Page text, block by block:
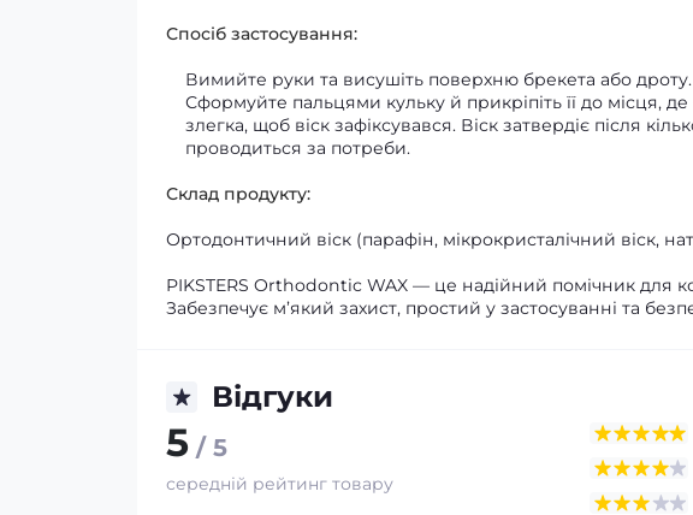
Спосіб застосування:
Вимийте руки та висушіть поверхню брекета або
Сформуйте пальцями кульку й прикріпіть її до місця,
злегка, щоб віск зафіксувався. Віск затвердіє після
проводиться за потреби.
Склад продукту:
Ортодонтичний віск (парафін, мікрокристалічний віск,
PIKSTERS Orthodontic WAX — це надійний помічник для
Забезпечує м’який захист, простий у застосуванні та
Відгуки
5 / 5
середній рейтинг товару